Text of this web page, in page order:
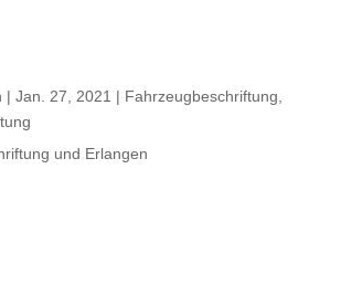
| Jan. 27, 2021 | Fahrzeugbeschriftung
und Erlangen